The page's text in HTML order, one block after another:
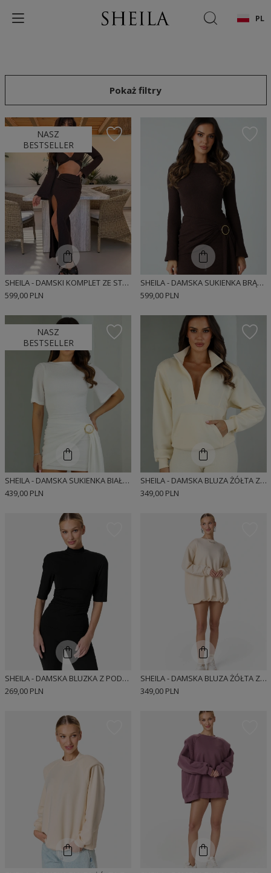
PL
Pokaż filtry
NASZ
BESTSELLER
SHEILA - DAMSKI KOMPLET ZE STRUKTURALNEJ DZIANINY ZE ZŁOTĄ OZDOBĄ MAXI 'SORENNE'
599,00 PLN
SHEILA - DAMSKA SUKIENKA BRĄZOWA Z DŁUGIM ROZKLOSZOWANYM RĘKAWEM MINI 'LUCYJA'
599,00 PLN
NASZ
BESTSELLER
SHEILA - DAMSKA SUKIENKA BIAŁA Z KRÓTKIM RĘKAWEM MINI 'JOLIE'
439,00 PLN
SHEILA - DAMSKA BLUZA ŻÓŁTA Z SUWAKIEM I KIESZENIĄ 'INDIE'
349,00 PLN
SHEILA - DAMSKA BLUZKA Z PODKREŚLONYMI RAMIONAMI 'MISTRAL'
269,00 PLN
SHEILA - DAMSKA BLUZA ŻÓŁTA Z ODPINANYMI PODUSZKAMI 'BUTTER YELLOW'
349,00 PLN